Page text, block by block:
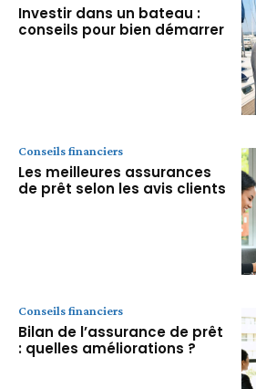
Investir dans un bateau :
conseils pour bien démarrer
Conseils financiers
Les meilleures assurances
de prêt selon les avis clients
Conseils financiers
Bilan de l’assurance de prêt
: quelles améliorations ?